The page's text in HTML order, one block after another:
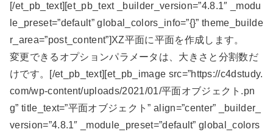
[/et_pb_text][et_pb_text _builder_version=”4.8.1″ _modu
le_preset=”default” global_colors_info=”{}” theme_builde
r_area=”post_content”]XZ平面に平面を作成します。
変更できるオプションパラメータは、大きさと分割数だ
けです。[/et_pb_text][et_pb_image src=”https://c4dstudy.
com/wp-content/uploads/2021/01/平面オブジェクト.pn
g” title_text=”平面オブジェクト” align=”center” _builder_
version=”4.8.1″ _module_preset=”default” global_colors